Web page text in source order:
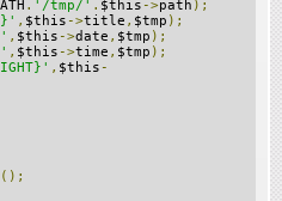
. '/tmp/' . $this ->path );
, $this ->title , $tmp );
, $this ->date , $tmp );
, $this ->time , $tmp );
, $this -
();